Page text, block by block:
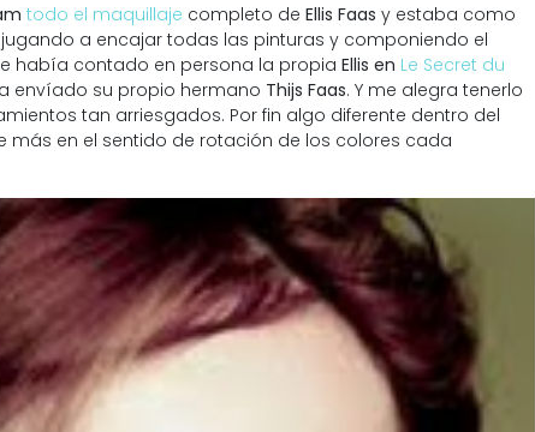
todo el maquillaje completo de Ellis Faas y estaba como
a encajar todas las pinturas y componiendo el
había contado en persona la propia Ellis en Le Secret du
envíado su propio hermano Thijs Faas. Y me alegra tenerlo
tan arriesgados. Por fin algo diferente dentro del
en el sentido de rotación de los colores cada